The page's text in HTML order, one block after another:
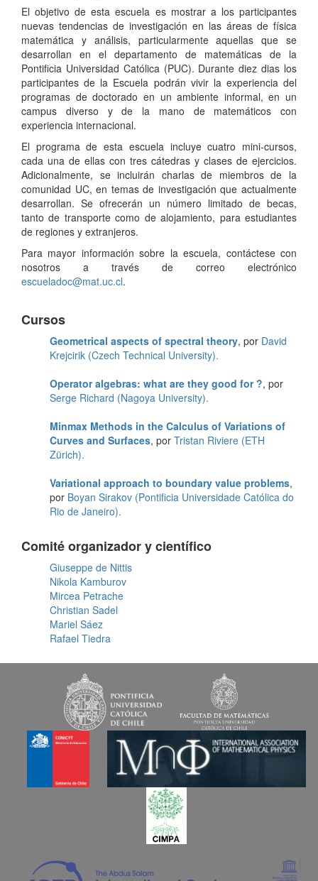
El objetivo de esta escuela es mostrar a los participantes
nuevas tendencias de investigación en las áreas de física
matemática y análisis, particularmente aquellas que se
desarrollan en el departamento de matemáticas de la
Pontificia Universidad Católica (PUC). Durante diez dias los
participantes de la Escuela podrán vivir la experiencia del
programas de doctorado en un ambiente informal, en un
campus diverso y de la mano de matemáticos con
experiencia internacional.
El programa de esta escuela incluye cuatro mini-cursos,
cada una de ellas con tres cátedras y clases de ejercicios.
Adicionalmente, se incluirán charlas de miembros de la
comunidad UC, en temas de investigación que actualmente
desarrollan. Se ofrecerán un número limitado de becas,
tanto de transporte como de alojamiento, para estudiantes
de regiones y extranjeros.
Para mayor información sobre la escuela, contáctese con
nosotros a través de correo electrónico
escueladoc@mat.uc.cl.
Cursos
Geometrical aspects of spectral theory, por David
Krejcirik (Czech Technical University).
Operator algebras: what are they good for ?, por
Serge Richard (Nagoya University).
Minmax Methods in the Calculus of Variations of
Curves and Surfaces, por Tristan Riviere (ETH
Zürich).
Variational approach to boundary value problems,
por Boyan Sirakov (Pontificia Universidade Católica do
Rio de Janeiro).
Comité organizador y científico
Giuseppe de Nittis
Nikola Kamburov
Mircea Petrache
Christian Sadel
Mariel Sáez
Rafael Tiedra